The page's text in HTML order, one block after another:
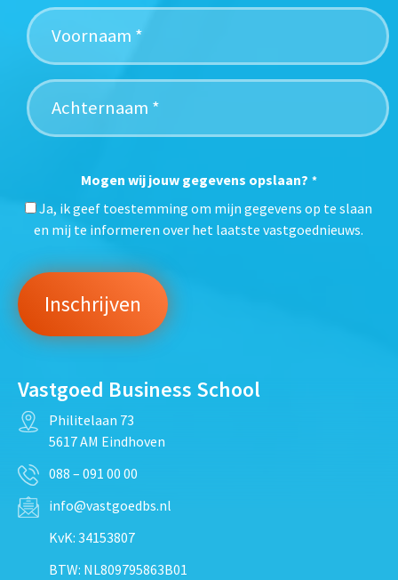
Mogen wij jouw gegevens opslaan? *
Ja, ik geef toestemming om mijn gegevens op te slaan
en mij te informeren over het laatste vastgoednieuws.
Vastgoed Business School
Philitelaan 73
5617 AM Eindhoven
088 – 091 00 00
info@vastgoedbs.nl
KvK: 34153807
BTW: NL809795863B01